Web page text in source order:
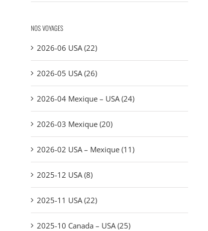
NOS VOYAGES
2026-06 USA (22)
2026-05 USA (26)
2026-04 Mexique – USA (24)
2026-03 Mexique (20)
2026-02 USA – Mexique (11)
2025-12 USA (8)
2025-11 USA (22)
2025-10 Canada – USA (25)